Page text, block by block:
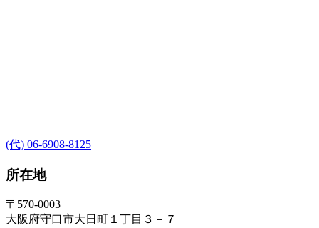
(代) 06-6908-8125
所在地
〒570-0003
大阪府守口市大日町１丁目３－７